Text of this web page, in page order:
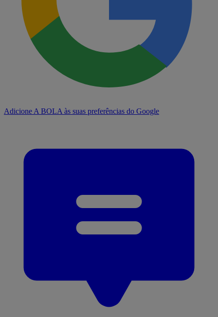
Adicione A BOLA às suas preferências do Google